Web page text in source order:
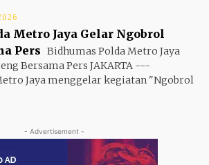
Metro Jaya Gelar Ngobrol
Pers Bidhumas Polda Metro Jaya
Bersama Pers JAKARTA ---
Jaya menggelar kegiatan "Ngobrol
- Advertisement -